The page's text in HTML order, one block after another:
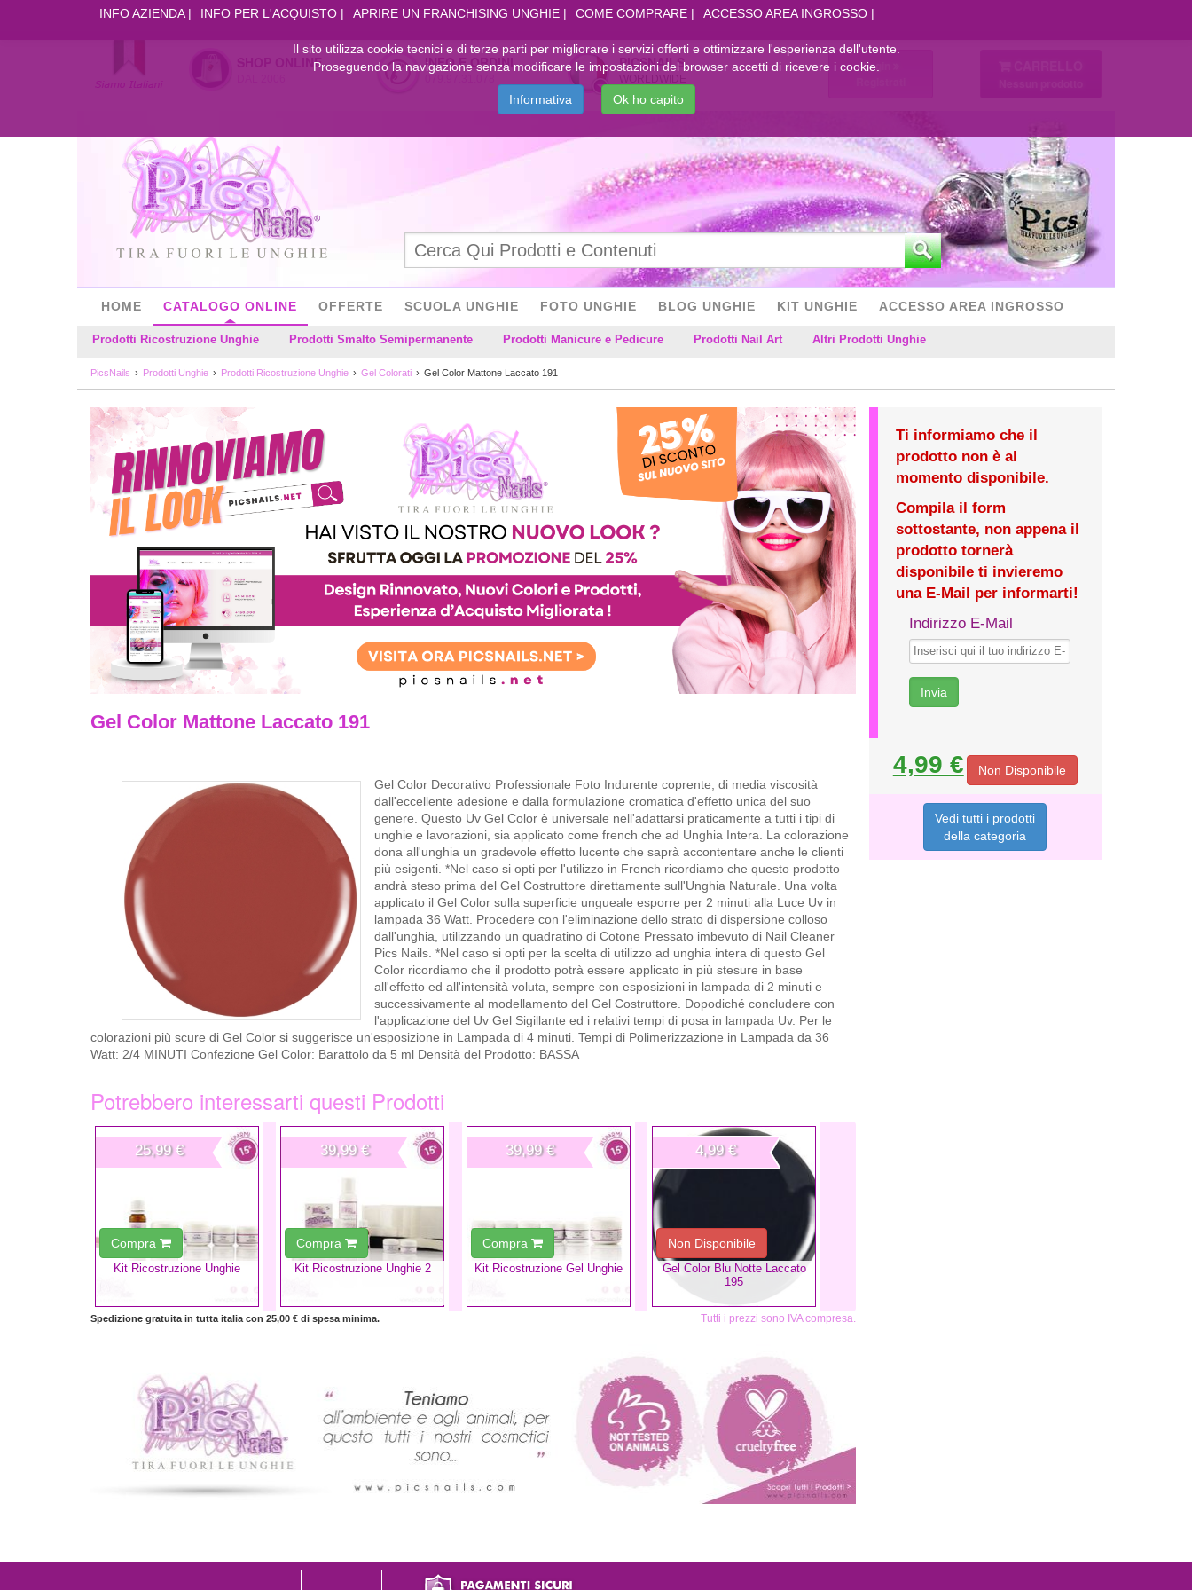
INFO AZIENDA INFO PER L'ACQUISTO APRIRE UN FRANCHISING UNGHIE COME COMPRARE ACCESSO AREA INGROSSO
SHOP ONLINE INFO E ORDINI PICSNAILS
Login
HOME CATALOGO ONLINE
Prodotti Ricostruzione Unghie Prodotti Smalto Semipermanente Prodotti Manicure e Pedicure Prodotti Nail Art Altri Prodotti Unghie
OFFERTE SCUOLA UNGHIE FOTO UNGHIE BLOG UNGHIE KIT UNGHIE ACCESSO AREA INGROSSO
PicsNails Prodotti Unghie Prodotti Ricostruzione Unghie Gel Colorati Gel Color Mattone Laccato 191
Gel Color Mattone Laccato 191
Gel Color Decorativo Professionale Foto Indurente coprente, di media viscosità
dall'eccellente adesione e dalla formulazione cromatica d'effetto unica del suo
genere. Questo Uv Gel Color è universale nell'adattarsi praticamente a tutti i tipi di
unghie e lavorazioni, sia applicato come french che ad Unghia Intera. La colorazione
dona all'unghia un gradevole effetto lucente che saprà accontentare anche le clienti
più esigenti. *Nel caso si opti per l'utilizzo in French ricordiamo che questo prodotto
andrà steso prima del Gel Costruttore direttamente sull'Unghia Naturale. Una volta
applicato il Gel Color sulla superficie ungueale esporre per 2 minuti alla Luce Uv in
lampada 36 Watt. Procedere con l'eliminazione dello strato di dispersione colloso
dall'unghia, utilizzando un quadratino di Cotone Pressato imbevuto di Nail Cleaner
Pics Nails. *Nel caso si opti per la scelta di utilizzo ad unghia intera di questo Gel
Color ricordiamo che il prodotto potrà essere applicato in più stesure in base
all'effetto ed all'intensità voluta, sempre con esposizioni in lampada di 2 minuti e
successivamente al modellamento del Gel Costruttore. Dopodiché concludere con
l'applicazione del Uv Gel Sigillante ed i relativi tempi di posa in lampada Uv. Per le
colorazioni più scure di Gel Color si suggerisce un'esposizione in Lampada di 4 minuti. Tempi di Polimerizzazione in Lampada da 36
Watt: 2/4 MINUTI Confezione Gel Color: Barattolo da 5 ml Densità del Prodotto: BASSA
Potrebbero interessarti questi Prodotti
Kit Ricostruzione Unghie
25,99 €
Compra
Kit Ricostruzione Unghie 2
39,99 €
Compra
Kit Ricostruzione Gel Unghie
39,99 €
Compra
Gel Color Blu Notte Laccato
195
4,99 €
Non Disponibile
Spedizione gratuita in tutta italia con 25,00 € di spesa minima. Tutti i prezzi sono IVA compresa.
Ti informiamo che il
prodotto non è al
momento disponibile.
Compila il form
sottostante, non appena il
prodotto tornerà
disponibile ti invieremo
una E-Mail per informarti!
Indirizzo E-Mail
4,99 € Non Disponibile
Vedi tutti i prodotti
della categoria
Il sito utilizza cookie tecnici e di terze parti per migliorare i servizi offerti e ottimizzare l'esperienza dell'utente.
Proseguendo la navigazione senza modificare le impostazioni del browser accetti di ricevere i cookie.
Informativa Ok ho capito